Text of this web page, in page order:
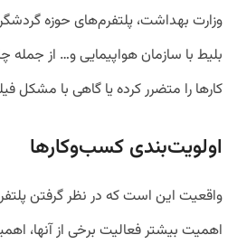
وزارت بهداشت، پلتفرم‌های حوزه
بلیط با سازمان هواپیمایی و… از
کارها را متضرر کرده یا گاهی با مشکل
اولویت‌بندی کسب‌وکارها
واقعیت این است که در نظر گرفتن
اهمیت بیشتر فعالیت برخی از آنها،